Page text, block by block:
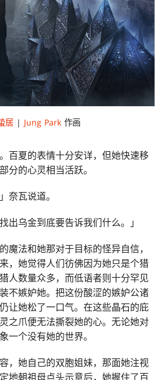
居| Jung Park作画
百夏的表情十分安详，但她快速移
分的心灵相当活跃。
奈瓦说道。
出乌金到底要告诉我们什么。」
魔法和她那对于目标的怪异自信，
，她觉得人们彷佛因为她只是个猎
人数量众多，而低语者则十分罕见
不嫉妒她。把这份酸涩的嫉妒公诸
让她松了一口气。在这些晶石的庇
之爪便无法撕裂她的心。无论她对
一个没有她的世界。
，她自己的双胞姐妹，那面她注视
地朝祖母点头示意后，她握住了百